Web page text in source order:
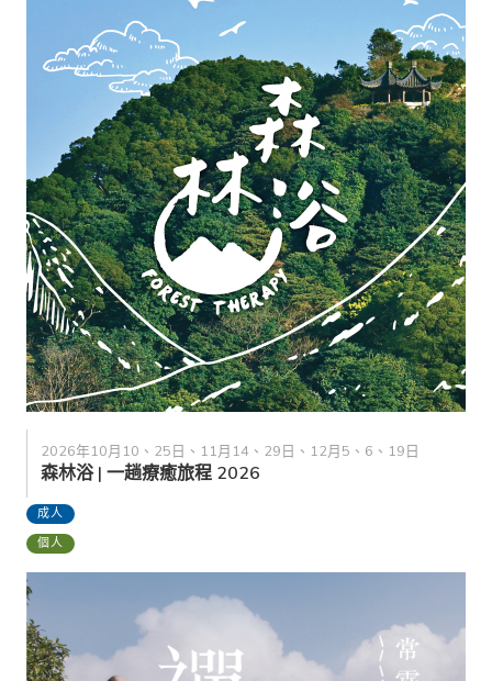
2026年10月10、25日、11月14、29日、12月5、6、19日
森林浴 | 一趟療癒旅程 2026
成人
個人